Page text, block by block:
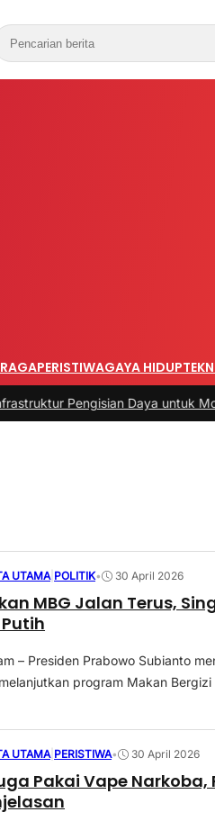
PERISTIWAGAYA HIDUP
Daya untuk Mobil Listrik
UTAMA POLITIK• 30 April 2026
MBG Jalan Terus,
– Presiden Prabowo Subianto
program Makan Bergizi
UTAMA PERISTIWA• 30 April 2026
Pakai Vape Narkoba,